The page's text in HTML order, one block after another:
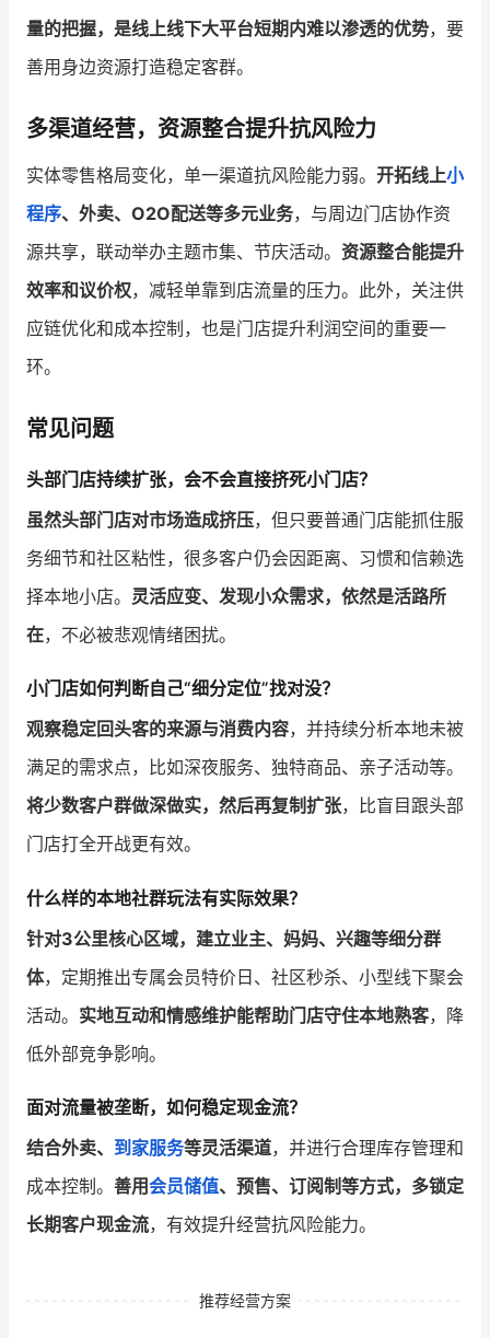
量的把握，是线上线下大平台短期内难以渗透的优势，要
善用身边资源打造稳定客群。
多渠道经营，资源整合提升抗风险力
实体零售格局变化，单一渠道抗风险能力弱。 开拓线上小
程序、外卖、O2O配送等多元业务，与周边门店协作资
源共享，联动举办主题市集、节庆活动。 资源整合能提升
效率和议价权，减轻单靠到店流量的压力。此外，关注供
应链优化和成本控制，也是门店提升利润空间的重要一
环。
常见问题
头部门店持续扩张，会不会直接挤死小门店？
虽然头部门店对市场造成挤压，但只要普通门店能抓住服
务细节和社区粘性，很多客户仍会因距离、习惯和信赖选
择本地小店。 灵活应变、发现小众需求，依然是活路所
在，不必被悲观情绪困扰。
小门店如何判断自己“细分定位”找对没？
观察稳定回头客的来源与消费内容，并持续分析本地未被
满足的需求点，比如深夜服务、独特商品、亲子活动等。
将少数客户群做深做实，然后再复制扩张，比盲目跟头部
门店打全开战更有效。
什么样的本地社群玩法有实际效果？
针对3公里核心区域，建立业主、妈妈、兴趣等细分群
体，定期推出专属会员特价日、社区秒杀、小型线下聚会
活动。 实地互动和情感维护能帮助门店守住本地熟客，降
低外部竞争影响。
面对流量被垄断，如何稳定现金流？
结合外卖、 到家服务等灵活渠道，并进行合理库存管理和
成本控制。 善用会员储值、预售、订阅制等方式，多锁定
长期客户现金流，有效提升经营抗风险能力。
推荐经营方案